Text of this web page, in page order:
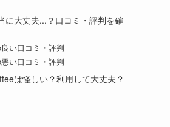
に大丈夫...？口コミ・評判を確
い口コミ・評判
い口コミ・評判
は怪しい？利用して大丈夫？